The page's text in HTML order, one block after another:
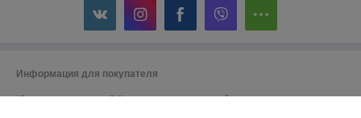
Информация для покупателя
Юридическое лицо:Общество с ограниченной ответственностью